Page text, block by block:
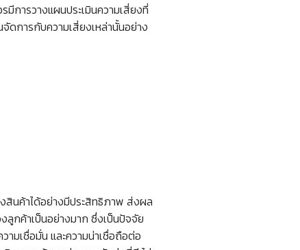
มีการวางแผนประเมินความเสี่ยงที่
จัดการกับความเสี่ยงเหล่านั้นอย่าง
สินค้าได้อย่างมีประสิทธิภาพ ส่งผล
กค้าเป็นอย่างมาก ซึ่งเป็นปัจจัย
มเชื่อมั่น และความน่าเชื่อถือต่อ